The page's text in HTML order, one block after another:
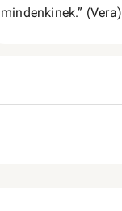
mindenkinek.” (Vera)